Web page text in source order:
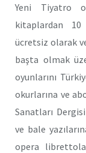
Yeni Tiyatro
kitaplardan 10
ücretsiz olarak
başta olmak
oyunlarını
okurlarına ve
Sanatları
ve bale
opera